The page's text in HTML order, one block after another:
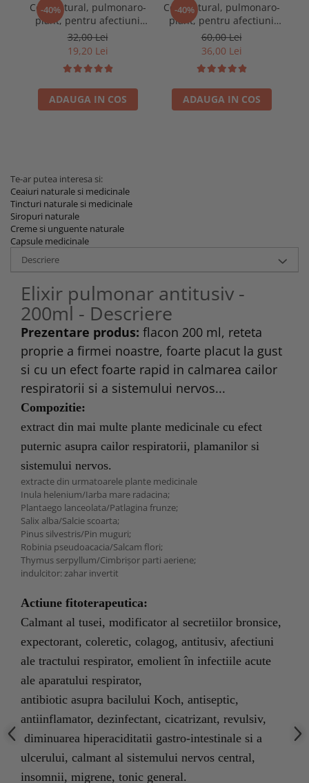
-40%
Ceai natural, pulmonaro-
plant, pentru afectiuni
pulmonar respiratorii,
100g
32,00 Lei
19,20 Lei
ADAUGA IN COS
-40%
Ceai natural, pulmonaro-
plant, pentru afectiuni
pulmonar respiratorii,
250g
60,00 Lei
36,00 Lei
ADAUGA IN COS
Te-ar putea interesa si:
Ceaiuri naturale si medicinale
Tincturi naturale si medicinale
Siropuri naturale
Creme si unguente naturale
Capsule medicinale
Descriere
Elixir pulmonar antitusiv -
200ml - Descriere
Prezentare produs: flacon 200 ml, reteta
proprie a firmei noastre, foarte placut la gust
si cu un efect foarte rapid in calmarea cailor
respiratorii si a sistemului nervos...
Compozitie:
extract din mai multe plante medicinale cu efect
puternic asupra cailor respiratorii, plamanilor si
sistemului nervos.
extracte din urmatoarele plante medicinale
Inula helenium/Iarba mare radacina;
Plantaego lanceolata/Patlagina frunze;
Salix alba/Salcie scoarta;
Pinus silvestris/Pin muguri;
Robinia pseudoacacia/Salcam flori;
Thymus serpyllum/Cimbrişor parti aeriene;
indulcitor: zahar invertit
Actiune fitoterapeutica:
Calmant al tusei, modificator al secretiilor bronsice,
expectorant, coleretic, colagog, antitusiv, afectiuni
ale tractului respirator, emolient în infectiile acute
ale aparatului respirator,
antibiotic asupra bacilului Koch, antiseptic,
antiinflamator, dezinfectant, cicatrizant, revulsiv,
diminuarea hiperaciditatii gastro-intestinale si a
ulcerului, calmant al sistemului nervos central,
insomnii, migrene, tonic general.